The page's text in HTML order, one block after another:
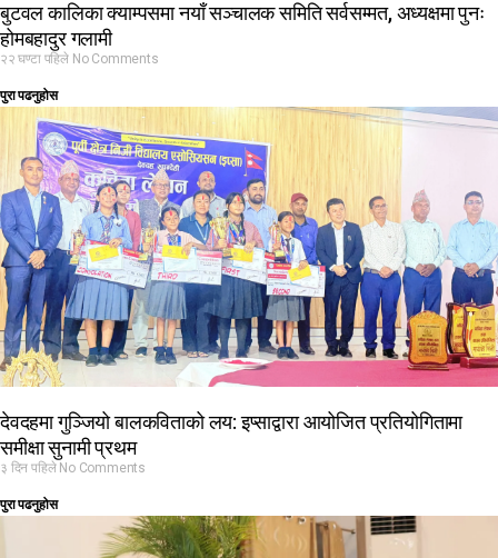
बुटवल कालिका क्याम्पसमा नयाँ सञ्चालक समिति सर्वसम्मत, अध्यक्षमा पुनः
होमबहादुर गलामी
२२ घण्टा पहिले No Comments
पुरा पढनुहोस
देवदहमा गुञ्जियो बालकविताको लय: इप्साद्वारा आयोजित प्रतियोगितामा
समीक्षा सुनामी प्रथम
३ दिन पहिले No Comments
पुरा पढनुहोस